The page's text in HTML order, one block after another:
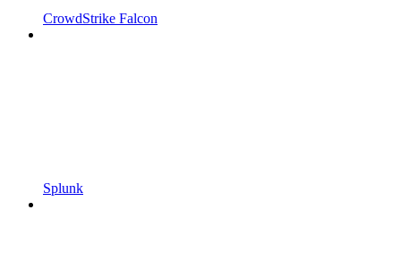
CrowdStrike Falcon
Splunk